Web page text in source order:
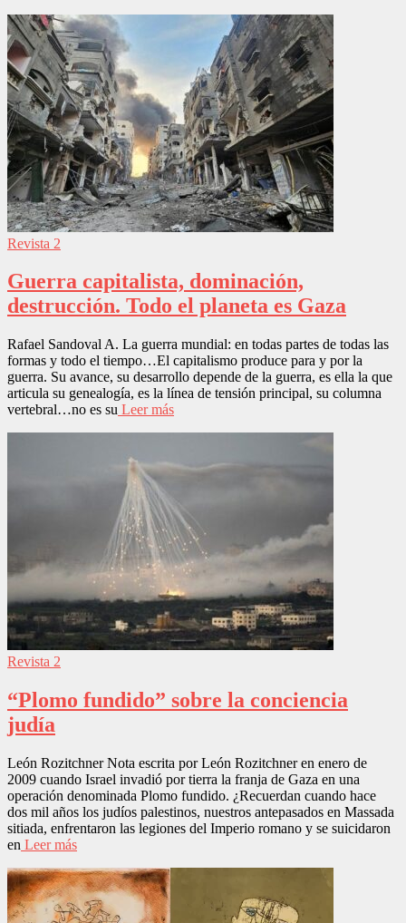
Revista 2
Guerra capitalista, dominación,
destrucción. Todo el planeta es Gaza
Rafael Sandoval A. La guerra mundial: en todas partes de todas las
formas y todo el tiempo…El capitalismo produce para y por la
guerra. Su avance, su desarrollo depende de la guerra, es ella la que
articula su genealogía, es la línea de tensión principal, su columna
vertebral…no es su Leer más
Revista 2
“Plomo fundido” sobre la conciencia
judía
León Rozitchner Nota escrita por León Rozitchner en enero de
2009 cuando Israel invadió por tierra la franja de Gaza en una
operación denominada Plomo fundido. ¿Recuerdan cuando hace
dos mil años los judíos palestinos, nuestros antepasados en Massada
sitiada, enfrentaron las legiones del Imperio romano y se suicidaron
en Leer más